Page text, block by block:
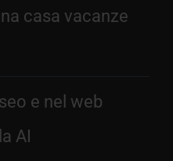
casa vacanze
e nel web
AI